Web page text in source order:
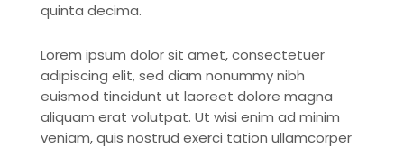
quinta decima.
Lorem ipsum dolor sit amet, consectetuer
adipiscing elit, sed diam nonummy nibh
euismod tincidunt ut laoreet dolore magna
aliquam erat volutpat. Ut wisi enim ad minim
veniam, quis nostrud exerci tation ullamcorper